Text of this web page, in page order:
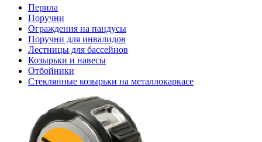
Перила
Поручни
Ограждения на пандусы
Поручни для инвалидов
Лестницы для бассейнов
Козырьки и навесы
Отбойники
Стеклянные козырьки на металлокаркасе